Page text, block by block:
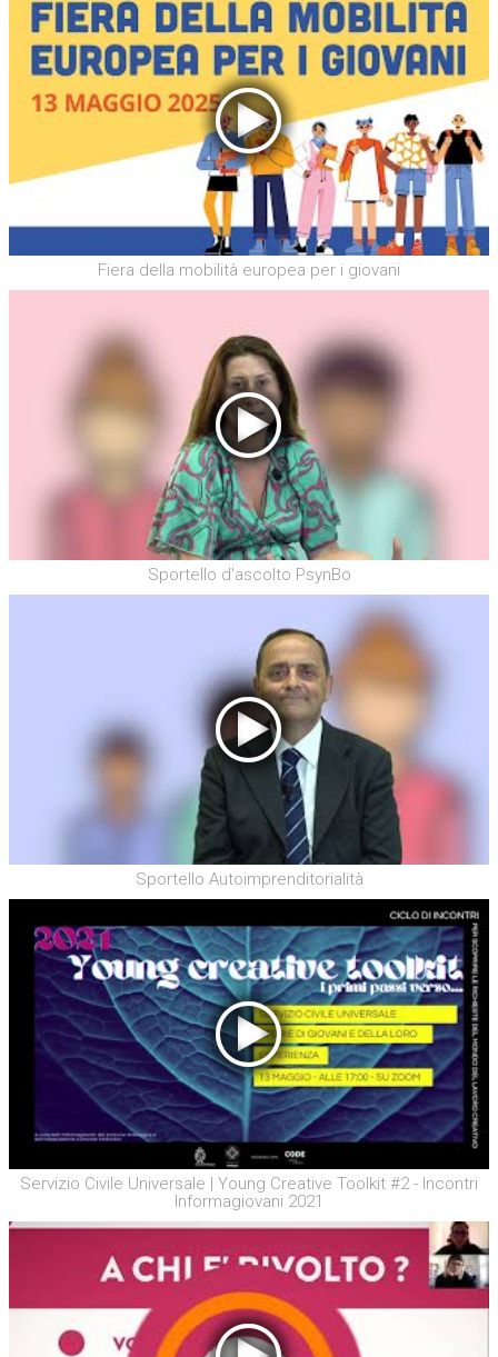
Fiera della mobilità europea per i giovani
Sportello d'ascolto PsynBo
Sportello Autoimprenditorialità
Servizio Civile Universale | Young Creative Toolkit #2 - Incontri
Informagiovani 2021